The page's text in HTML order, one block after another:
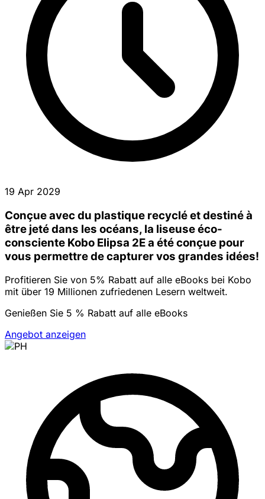
19 Apr 2029
Conçue avec du plastique recyclé et destiné à
être jeté dans les océans, la liseuse éco-
consciente Kobo Elipsa 2E a été conçue pour
vous permettre de capturer vos grandes idées!
Profitieren Sie von 5% Rabatt auf alle eBooks bei Kobo
mit über 19 Millionen zufriedenen Lesern weltweit.
Genießen Sie 5 % Rabatt auf alle eBooks
Angebot anzeigen